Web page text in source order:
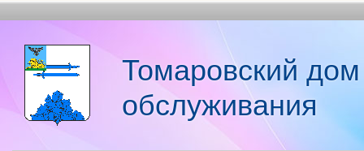
Томаровский
обслуживания